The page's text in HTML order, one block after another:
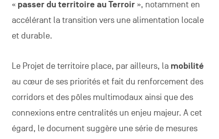
«passer du territoire au Terroir», notamment en
accélérant la transition vers une alimentation locale
et durable.
Le Projet de territoire place, par ailleurs, la mobilité
au cœur de ses priorités et fait du renforcement des
corridors et des pôles multimodaux ainsi que des
connexions entre centralités un enjeu majeur. A cet
égard, le document suggère une série de mesures